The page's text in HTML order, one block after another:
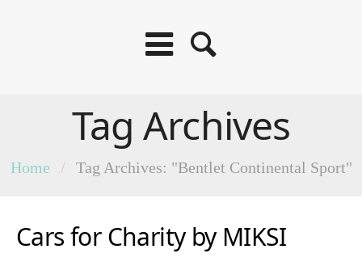
Tag Archives
Home / Tag Archives: "Bentlet Continental Sport"
Cars for Charity by MIKSI